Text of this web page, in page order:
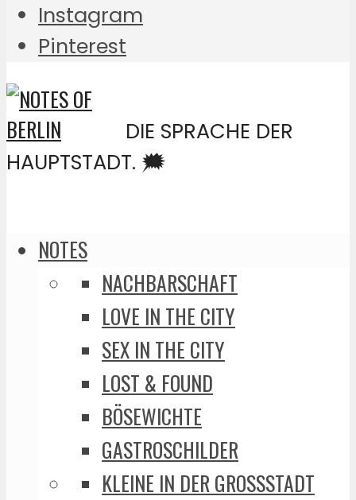
Instagram
Pinterest
DIE SPRACHE DER
HAUPTSTADT. 🗯️
NOTES
NACHBARSCHAFT
LOVE IN THE CITY
SEX IN THE CITY
LOST & FOUND
BÖSEWICHTE
GASTROSCHILDER
KLEINE IN DER GROSSSTADT